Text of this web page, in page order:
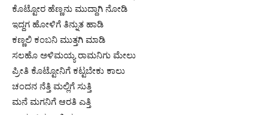
ಕೊಟ್ಟೋರ ಹೆಣ್ಣನು ಮುದ್ದಾಗಿ ನೋಡಿ
ಇದ್ದಗ ಹೋಳಿಗೆ ತಿನ್ನುತ ಹಾಡಿ
ಕಣ್ಣಲಿ ಕಂಬನಿ ಮುತ್ತಗಿ ಮಾಡಿ
ಸಲಹೊ ಅಳಿಮಯ್ಯ ರಾಮನಿಗು ಮೇಲು
ಪ್ರೀತಿ ಕೊಟ್ಟೋನಿಗೆ ಕಟ್ಟಬೇಕು ಕಾಲು
ಚಂದನ ನೆತ್ತಿ ಮಲ್ಲಿಗೆ ಸುತ್ತಿ
ಮನೆ ಮಗನಿಗೆ ಆರತಿ ಎತ್ತಿ